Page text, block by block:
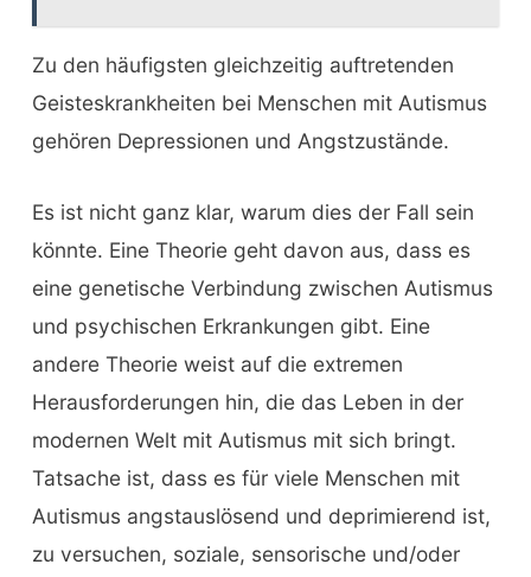
Zu den häufigsten gleichzeitig auftretenden
Geisteskrankheiten bei Menschen mit Autismus
gehören Depressionen und Angstzustände.
Es ist nicht ganz klar, warum dies der Fall sein
könnte. Eine Theorie geht davon aus, dass es
eine genetische Verbindung zwischen Autismus
und psychischen Erkrankungen gibt. Eine
andere Theorie weist auf die extremen
Herausforderungen hin, die das Leben in der
modernen Welt mit Autismus mit sich bringt.
Tatsache ist, dass es für viele Menschen mit
Autismus angstauslösend und deprimierend ist,
zu versuchen, soziale, sensorische und/oder